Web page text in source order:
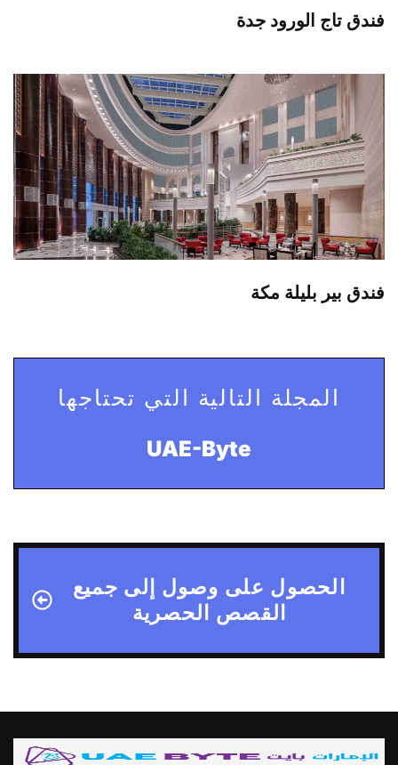
فندق تاج الورود جدة
فندق بير بليلة مكة
المجلة التالية التي تحتاجها
UAE-Byte
الحصول على وصول إلى جميع
القصص الحصرية